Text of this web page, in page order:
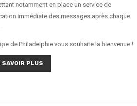
notamment en place un service de
immédiate des messages après chaque
de Philadelphie vous souhaite la bienvenue !
SAVOIR PLUS